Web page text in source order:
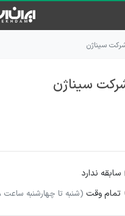
سیناژن
سیناژن
سابقه ندارد
تمام وقت (شنبه تا چهارشنبه ساعت 8 تا 17)